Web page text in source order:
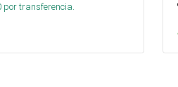
por transferencia.